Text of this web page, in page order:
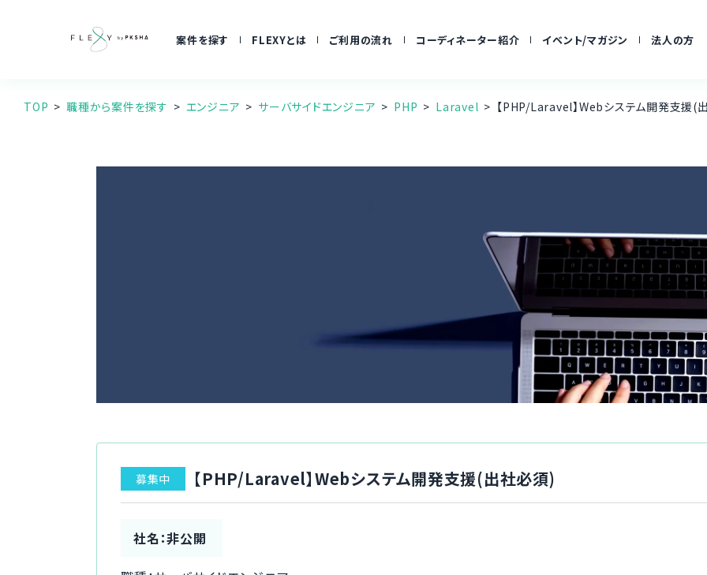
案件を探す FLEXYとは ご利用の流れ コーディネーター紹介 イベント/マガジン 法人の方
TOP 職種から案件を探す エンジニア サーバサイドエンジニア PHP Laravel 【PHP/Laravel】Webシステム開発支援(
募集中 【PHP/Laravel】Webシステム開発支援(出社必須)
社名：非公開